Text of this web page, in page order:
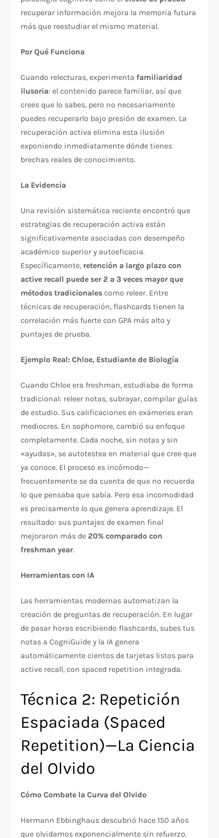
recuperar información mejora la memoria futura
más que reestudiar el mismo material.​
Por Qué Funciona
Cuando relecturas, experimentafamiliaridad
ilusoria: el contenido parece familiar, así que
crees que lo sabes, pero no necesariamente
puedes recuperarlo bajo presión de examen. La
recuperación activa elimina esta ilusión
exponiendo inmediatamente dónde tienes
brechas reales de conocimiento.​
La Evidencia
Una revisión sistemática reciente encontró que
estrategias de recuperación activa están
significativamente asociadas con desempeño
académico superior y autoeficacia.
Específicamente, retención a largo plazo con
active recall puede ser 2 a 3 veces mayor que
métodos tradicionales como releer. Entre
técnicas de recuperación, flashcards tienen la
correlación más fuerte con GPA más alto y
puntajes de prueba.​
Ejemplo Real: Chloe, Estudiante de Biología
Cuando Chloe era freshman, estudiaba de forma
tradicional: releer notas, subrayar, compilar guías
de estudio. Sus calificaciones en exámenes eran
mediocres. En sophomore, cambió su enfoque
completamente. Cada noche, sin notas y sin
«ayudas», se autotestea en material que cree que
ya conoce. El proceso es incómodo—
frecuentemente se da cuenta de que no recuerda
lo que pensaba que sabía. Pero esa incomodidad
es precisamente lo que genera aprendizaje. El
resultado: sus puntajes de examen final
mejoraron más de 20% comparado con
freshman year.​
Herramientas con IA
Las herramientas modernas automatizan la
creación de preguntas de recuperación. En lugar
de pasar horas escribiendo flashcards, subes tus
notas a CogniGuide y la IA genera
automáticamente cientos de tarjetas listos para
active recall, con spaced repetition integrada.​
Técnica 2: Repetición
Espaciada (Spaced
Repetition)—La Ciencia
del Olvido
Cómo Combate la Curva del Olvido
Hermann Ebbinghaus descubrió hace 150 años
que olvidamos exponencialmente sin refuerzo.